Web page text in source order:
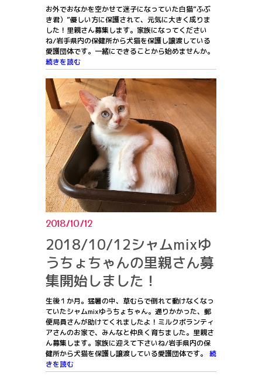
お外でおなかを空かせて迷子になっていた白猫”ふぶ
き君）”優しい方に保護されて、元気に大きく成りま
した！里親さん募集します。家族になってください
ね/岩手県内の保健所から犬猫を保護し譲渡している
愛護団体です。一緒にできることから始めませんか。
続きを読む
2018/10/12
2018/10/12シャムmixゆ
うちょちゃんの里親さん募
集開始しました！
生後１か月。猛暑の中、草むらで倒れて動けなくなっ
ていたシャムmixゆうちょちゃん。通りかかった、郵
便局員さんが助けてくれましたよ！ミルクボランティ
アさんのお家で、みんなと仲良く育ちました。里親さ
ん募集します。家族に迎えて下さいね/岩手県内の保
健所から犬猫を保護し譲渡している愛護団体です。 続
きを読む